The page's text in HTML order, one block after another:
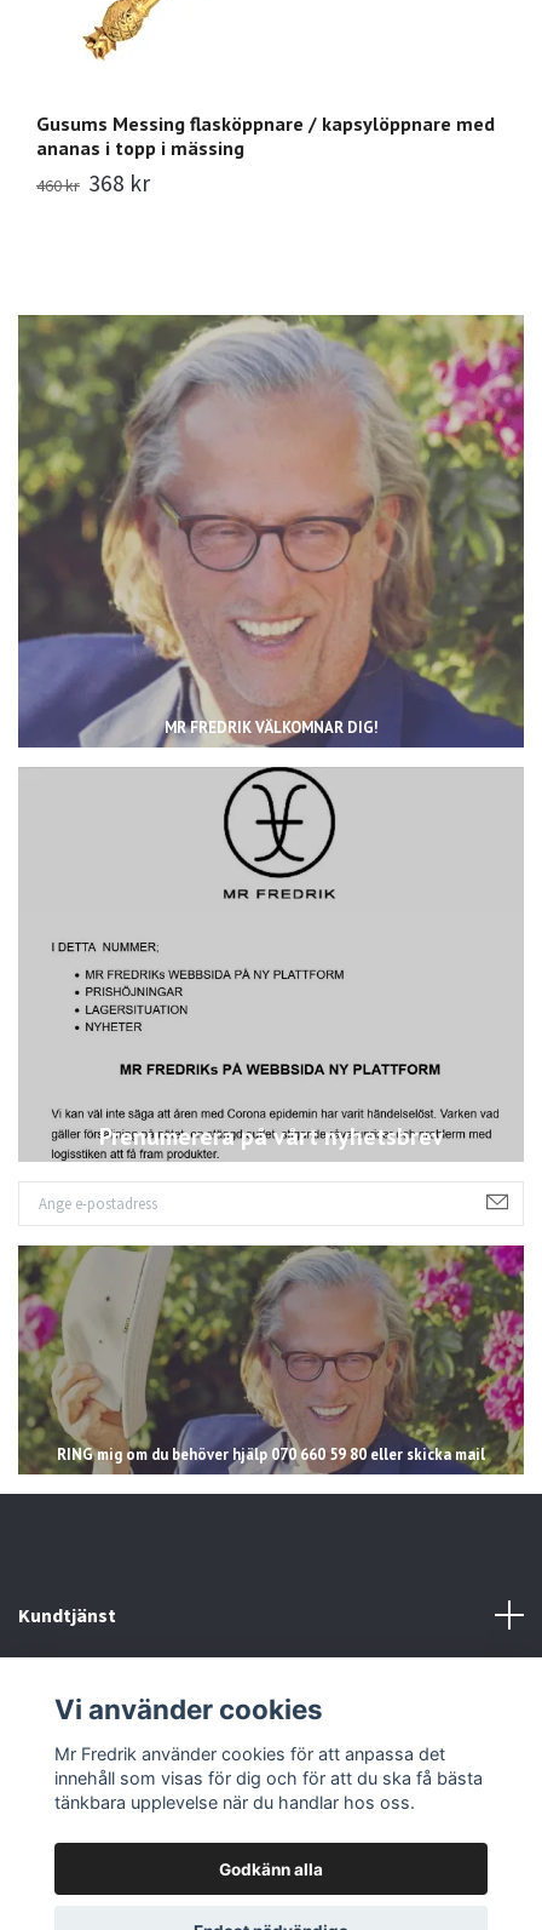
MR FREDRIK VÄLKOMNAR DIG!
Prenumerera på vårt nyhetsbrev
RING mig om du behöver hjälp 070 660 59 80 eller skicka mail
Gusums Messing flasköppnare / kapsylöppnare med
ananas i topp i mässing
460 kr 368 kr
Kundtjänst
Sociala medier
© 2026 Mr Fredrik
Vi använder cookies
Mr Fredrik använder cookies för att anpassa det
innehåll som visas för dig och för att du ska få bästa
tänkbara upplevelse när du handlar hos oss.
Godkänn alla